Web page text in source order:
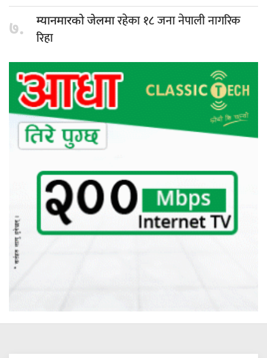
७. म्यानमारको जेलमारहेका १८ जना नेपाली नागरिक
रिहा